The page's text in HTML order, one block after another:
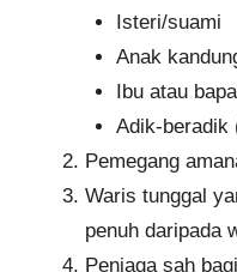
Isteri/suami
Anak
Ibu atau bapa
Adik-beradik
Pemegang
Waris tunggal
penuh daripada
Penjaga sah